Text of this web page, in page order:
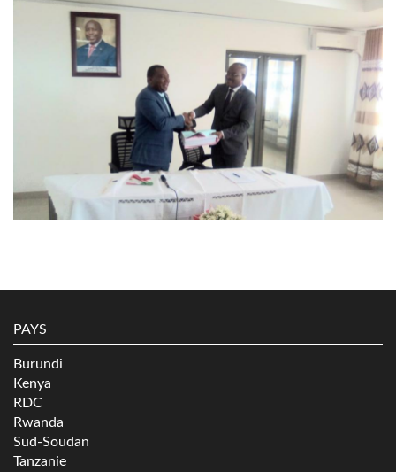
PAYS
Burundi
Kenya
RDC
Rwanda
Sud-Soudan
Tanzanie